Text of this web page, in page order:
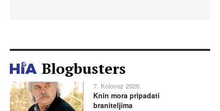
Blogbusters
7. Kolovoz 2026.
Knin mora pripadati
braniteljima